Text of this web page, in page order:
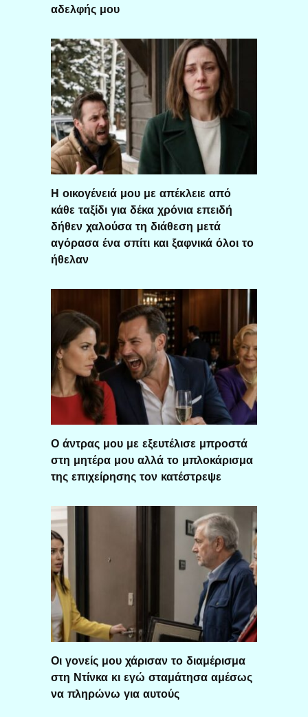
αδελφής μου
Η οικογένειά μου με απέκλειε από
κάθε ταξίδι για δέκα χρόνια επειδή
δήθεν χαλούσα τη διάθεση μετά
αγόρασα ένα σπίτι και ξαφνικά όλοι το
ήθελαν
Ο άντρας μου με εξευτέλισε μπροστά
στη μητέρα μου αλλά το μπλοκάρισμα
της επιχείρησης τον κατέστρεψε
Οι γονείς μου χάρισαν το διαμέρισμα
στη Ντίνκα κι εγώ σταμάτησα αμέσως
να πληρώνω για αυτούς